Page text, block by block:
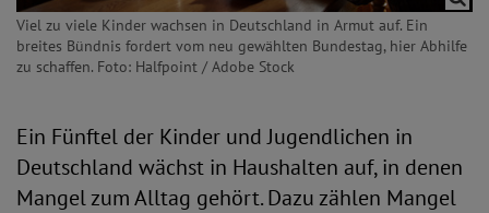
Viel zu viele Kinder wachsen in Deutschland in Armut auf. Ein
breites Bündnis fordert vom neu gewählten Bundestag, hier Abhilfe
zu schaffen. Foto: Halfpoint / Adobe Stock
Ein Fünftel der Kinder und Jugendlichen in
Deutschland wächst in Haushalten auf, in denen
Mangel zum Alltag gehört. Dazu zählen Mangel